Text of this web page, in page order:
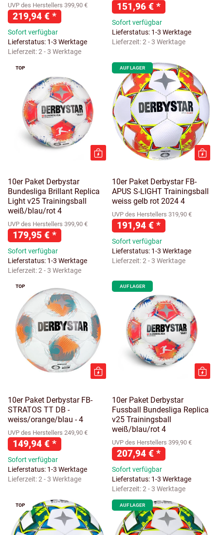
UVP des Herstellers 399,90 €
219,94 € *
Sofort verfügbar
Lieferstatus: 1-3 Werktage
Lieferzeit:2 - 3 Werktage
151,96 € *
Sofort verfügbar
Lieferstatus: 1-3 Werktage
Lieferzeit:2 - 3 Werktage
TOP
10er Paket Derbystar
Bundesliga Brillant Replica
Light v25 Trainingsball
weiß/blau/rot 4
UVP des Herstellers 399,90 €
179,95 € *
Sofort verfügbar
Lieferstatus: 1-3 Werktage
Lieferzeit:2 - 3 Werktage
AUF LAGER
10er Paket Derbystar FB-
APUS S-LIGHT Trainingsball
weiss gelb rot 2024 4
UVP des Herstellers 319,90 €
191,94 € *
Sofort verfügbar
Lieferstatus: 1-3 Werktage
Lieferzeit:2 - 3 Werktage
TOP
10er Paket Derbystar FB-
STRATOS TT DB -
weiss/orange/blau - 4
UVP des Herstellers 249,90 €
149,94 € *
Sofort verfügbar
Lieferstatus: 1-3 Werktage
Lieferzeit:2 - 3 Werktage
AUF LAGER
10er Paket Derbystar
Fussball Bundesliga Replica
v25 Trainingsball
weiß/blau/rot 4
UVP des Herstellers 399,90 €
207,94 € *
Sofort verfügbar
Lieferstatus: 1-3 Werktage
Lieferzeit:2 - 3 Werktage
TOP AUF LAGER